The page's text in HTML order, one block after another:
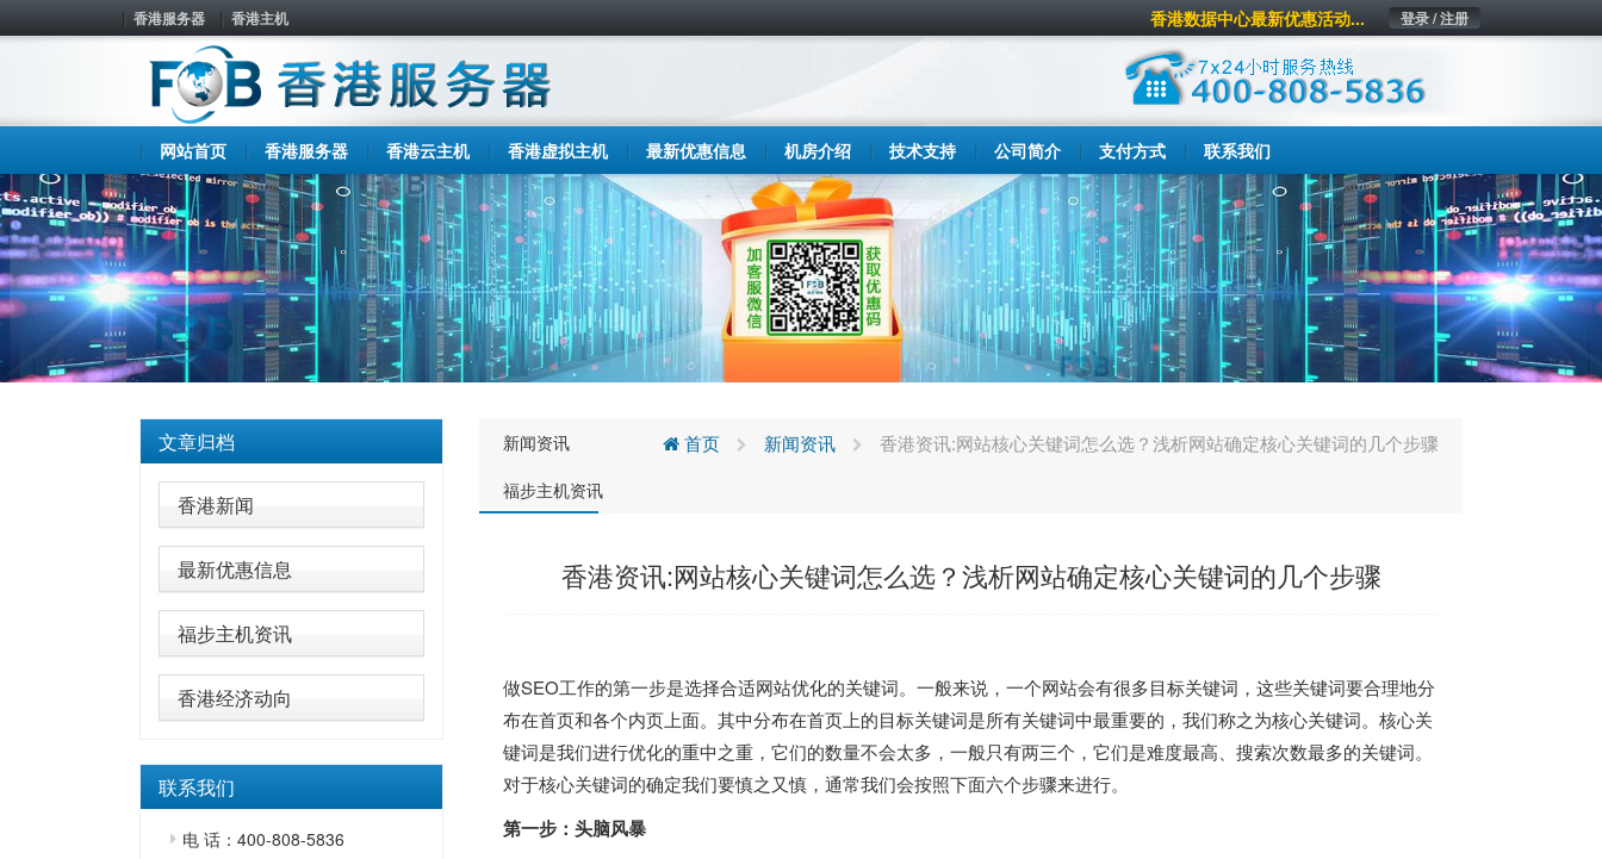
香港服务器 香港主机 登录 / 注册
香港数据中心最新优惠活动...
网站首页 香港服务器 香港云主机 香港虚拟主机 最新优惠信息 机房介绍 技术支持 公司简介 支付方式 联系我们
文章归档
香港新闻
最新优惠信息
福步主机资讯
香港经济动向
联系我们
电 话：400-808-5836
新闻资讯
福步主机资讯
首页 新闻资讯 香港资讯:网站核心关键词怎么选？浅析网站确定核心关键词的几个步骤
香港资讯:网站核心关键词怎么选？浅析网站确定核心关键词的几个步骤
做SEO工作的第一步是选择合适网站优化的关键词。一般来说，一个网站会有很多目标关键词，这些关键词要合理地分
布在首页和各个内页上面。其中分布在首页上的目标关键词是所有关键词中最重要的，我们称之为核心关键词。核心关
键词是我们进行优化的重中之重，它们的数量不会太多，一般只有两三个，它们是难度最高、搜索次数最多的关键词。
对于核心关键词的确定我们要慎之又慎，通常我们会按照下面六个步骤来进行。
第一步：头脑风暴